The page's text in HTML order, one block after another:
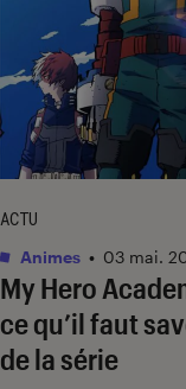
My Hero
ce qu’il faut
de la série
ACTU
Animes • 03 mai.